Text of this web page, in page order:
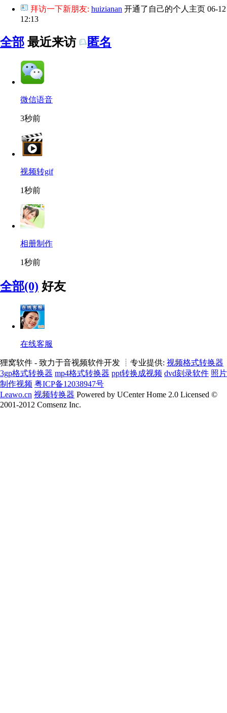
拜访一下新朋友: huizianan 开通了自己的个人主页 06-12
12:13
全部 最近来访 匿名
微信语音
3秒前
视频转gif
1秒前
相册制作
1秒前
全部(0) 好友
在线客服
狸窝软件 - 致力于音视频软件开发 ┊专业提供: 视频格式转换器
3gp格式转换器 mp4格式转换器 ppt转换成视频 dvd刻录软件 照片
制作视频 粤ICP备12038947号
Leawo.cn 视频转换器 Powered by UCenter Home 2.0 Licensed ©
2001-2012 Comsenz Inc.